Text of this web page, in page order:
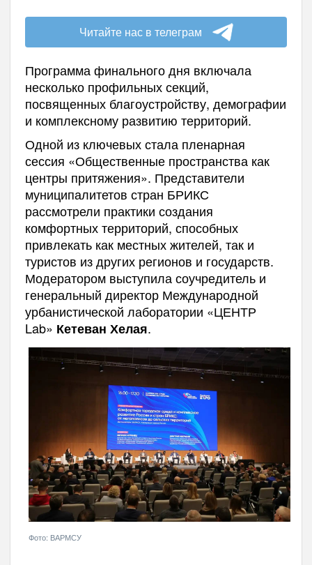
Читайте нас в телеграм
Программа финального дня включала
несколько профильных секций,
посвященных благоустройству, демографии
и комплексному развитию территорий.
Одной из ключевых стала пленарная
сессия «Общественные пространства как
центры притяжения». Представители
муниципалитетов стран БРИКС
рассмотрели практики создания
комфортных территорий, способных
привлекать как местных жителей, так и
туристов из других регионов и государств.
Модератором выступила соучредитель и
генеральный директор Международной
урбанистической лаборатории «ЦЕНТР
Lab» Кетеван Хелая.
Фото: ВАРМСУ